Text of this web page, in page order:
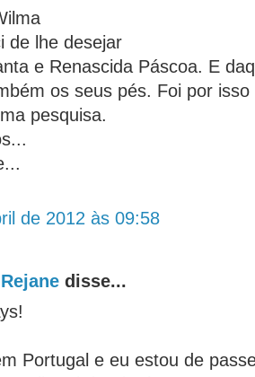
de lhe desejar
e Renascida Páscoa. E
os seus pés. Foi por
pesquisa.
de 2012 às 09:58
disse...
Portugal e eu estou de